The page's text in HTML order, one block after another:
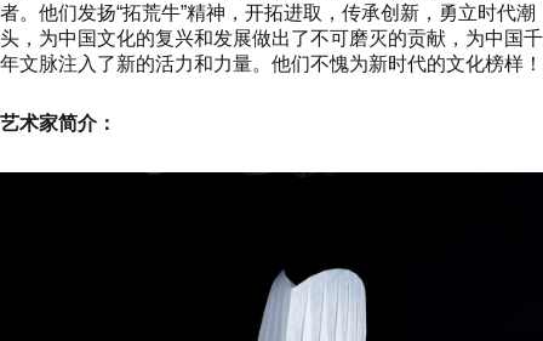
者。他们发扬“拓荒牛”精神，开拓进取，传承创新，勇立时代潮
头，为中国文化的复兴和发展做出了不可磨灭的贡献，为中国千
年文脉注入了新的活力和力量。他们不愧为新时代的文化榜样！
艺术家简介：